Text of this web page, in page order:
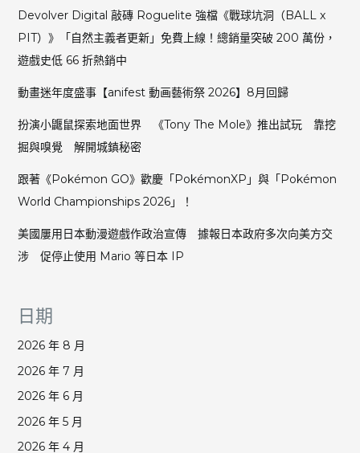
火
達
標
角
模
型
卡
組
現
格
作
Devolver Digital 敲磚 Roguelite 強檔《戰球坑洞（BALL x
PIT）》「自然主義者更新」免費上線！總銷量突破 200 萬份，
遊戲史低 66 折熱銷中
動畫迷年度盛事【anifest 動画藝術祭 2026】8月回歸
扮演小鼴鼠探索地面世界 《Tony The Mole》推出試玩 靠挖
掘與嗅覺 解開城鎮秘密
跟著《Pokémon GO》歡慶「PokémonXP」與「Pokémon
World Championships 2026」！
美國屢用日本動漫遊戲作政治宣傳 據報日本政府多次向美方交
涉 促停止使用 Mario 等日本 IP
日期
2026 年 8 月
2026 年 7 月
2026 年 6 月
2026 年 5 月
2026 年 4 月